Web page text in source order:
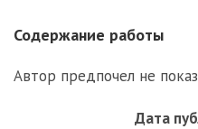
Содержание работы
Автор предпочел не
Дата